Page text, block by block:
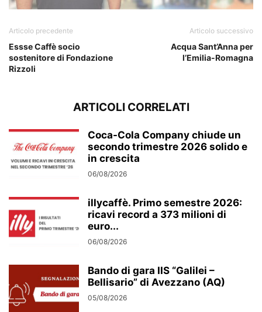
Articolo precedente
Essse Caffè socio
sostenitore di Fondazione
Rizzoli
Articolo successivo
Acqua Sant’Anna per
l’Emilia-Romagna
ARTICOLI CORRELATI
Coca-Cola Company chiude un
secondo trimestre 2026 solido e
in crescita
06/08/2026
illycaffè. Primo semestre 2026:
ricavi record a 373 milioni di
euro...
06/08/2026
Bando di gara IIS “Galilei –
Bellisario” di Avezzano (AQ)
05/08/2026